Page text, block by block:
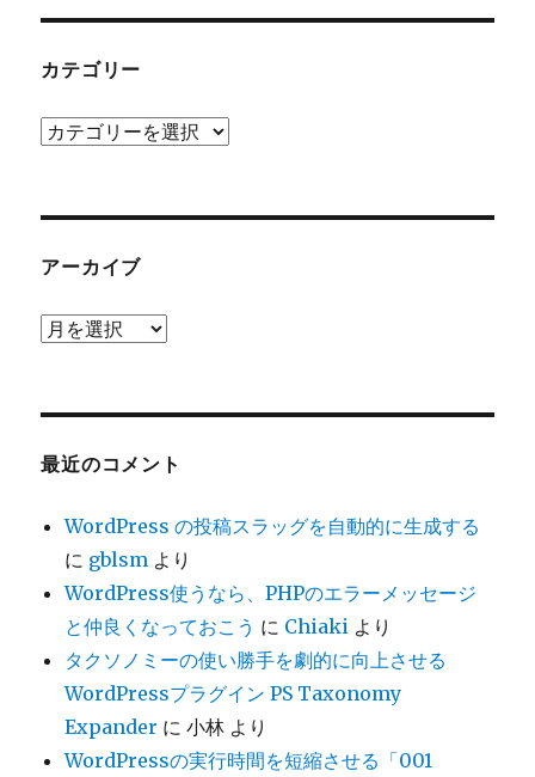
カテゴリー
カ
ー
アーカイブ
ア
ブ
最近のコメント
WordPress の投稿スラッグを自動的に生成する
に gblsm より
WordPress使うなら、PHPのエラーメッセージ
と仲良くなっておこう に Chiaki より
タクソノミーの使い勝手を劇的に向上させる
WordPressプラグイン PS Taxonomy
Expander に小林 より
WordPressの実行時間を短縮させる「001